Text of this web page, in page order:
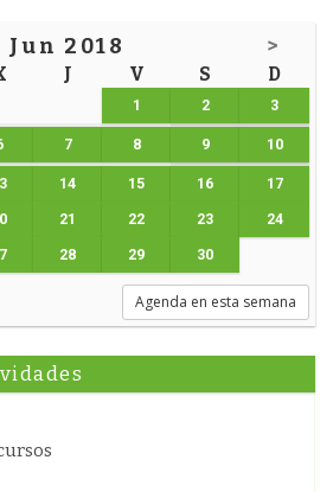
Jun 2018 >
J V S D
1 2 3
7 8 9 10
14 15 16 17
21 22 23 24
28 29 30
Agenda en esta semana